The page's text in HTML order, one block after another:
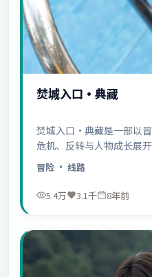
焚城入口·典藏
焚城入口·典藏是一部以
危机、反转与人物成长展
观看。
冒险 · 线路
5.4万 3.1千 8年前